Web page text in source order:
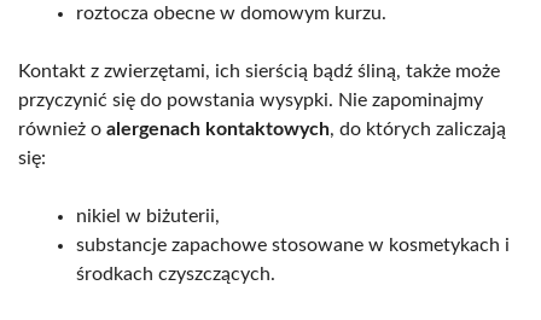
roztocza obecne w domowym kurzu.
Kontakt z zwierzętami, ich sierścią bądź śliną, także może
przyczynić się do powstania wysypki. Nie zapominajmy
również o alergenach kontaktowych, do których zaliczają
się:
nikiel w biżuterii,
substancje zapachowe stosowane w kosmetykach i
środkach czyszczących.